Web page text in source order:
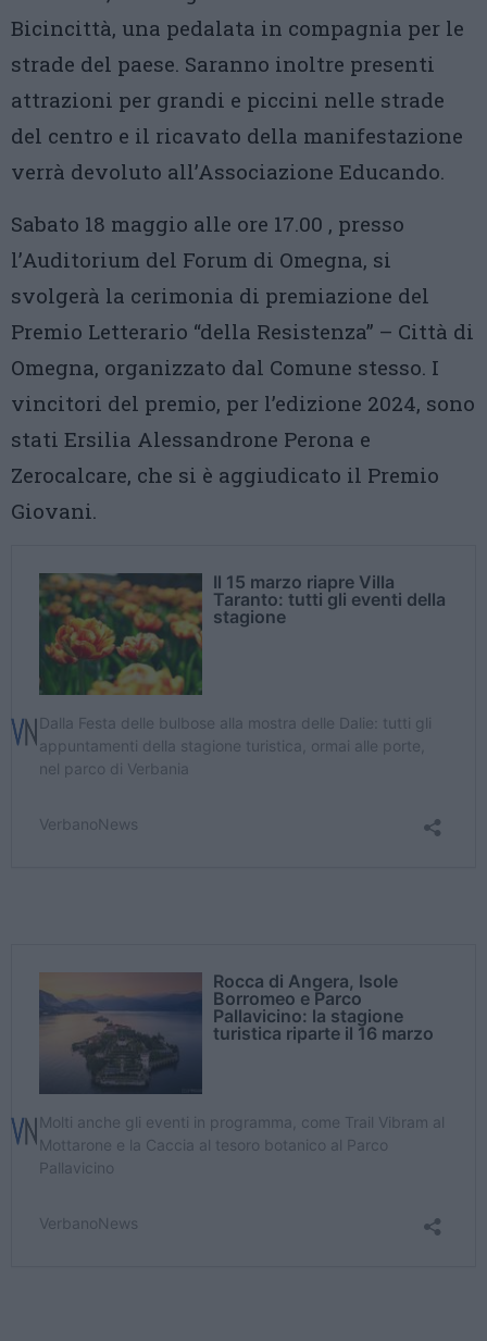
Bicincittà, una pedalata in compagnia per le
strade del paese. Saranno inoltre presenti
attrazioni per grandi e piccini nelle strade
del centro e il ricavato della manifestazione
verrà devoluto all’Associazione Educando.
Sabato 18 maggio alle ore 17.00 , presso
l’Auditorium del Forum di Omegna, si
svolgerà la cerimonia di premiazione del
Premio Letterario “della Resistenza” – Città di
Omegna, organizzato dal Comune stesso. I
vincitori del premio, per l’edizione 2024, sono
stati Ersilia Alessandrone Perona e
Zerocalcare, che si è aggiudicato il Premio
Giovani.